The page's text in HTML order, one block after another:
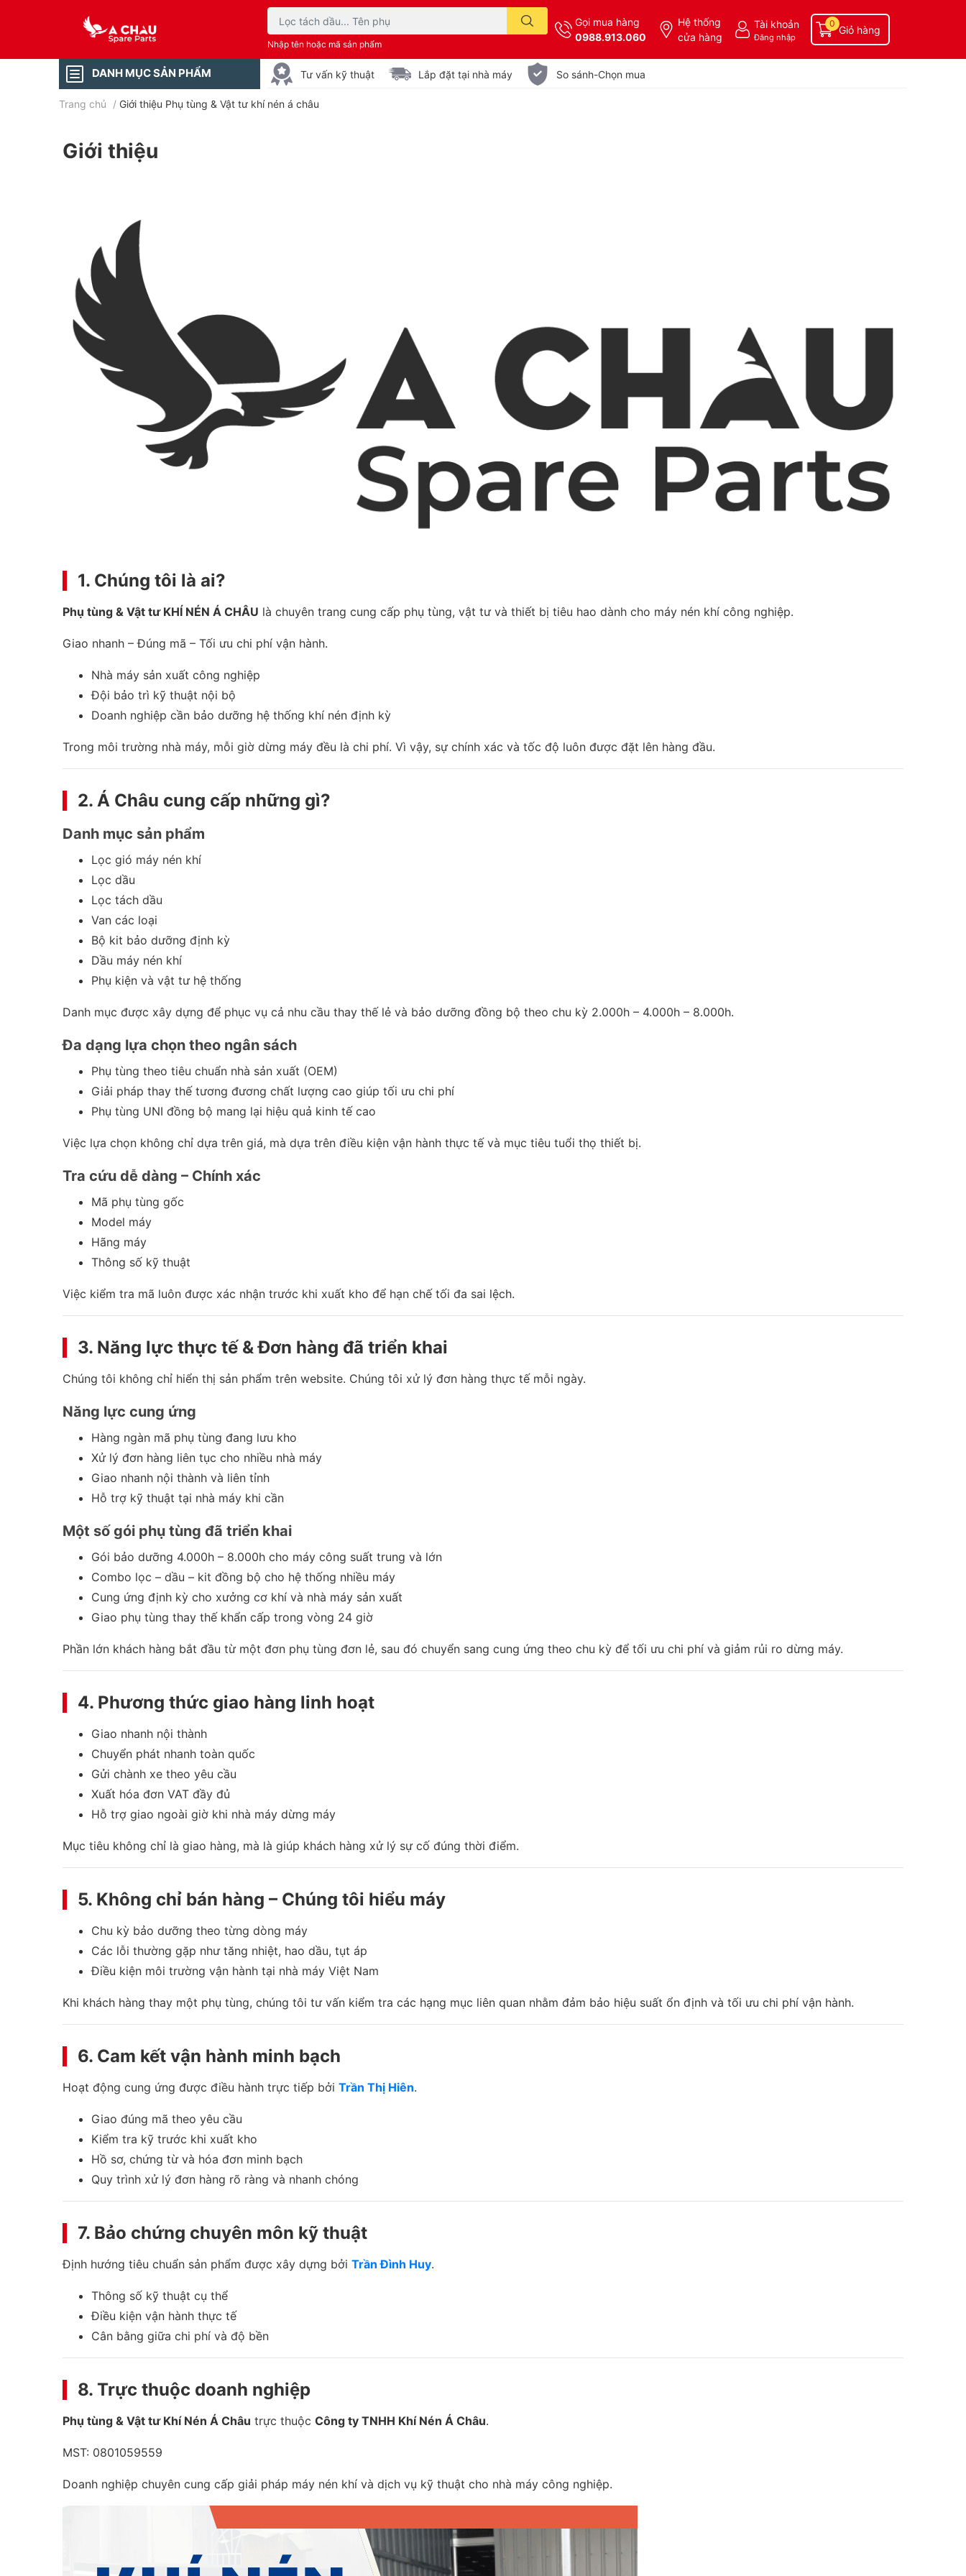
Nhập tên hoặc mã sản phẩm
Gọi mua hàng
0988.913.060
Hệ thống
cửa hàng
Tài khoản
Đăng nhập
Giỏ hàng
0
DANH MỤC SẢN PHẨM Tư vấn kỹ thuật Lắp đặt tại nhà máy So sánh-Chọn mua
Trang chủ / Giới thiệu Phụ tùng & Vật tư khí nén á châu
Giới thiệu
1. Chúng tôi là ai?
Phụ tùng & Vật tư KHÍ NÉN Á CHÂU là chuyên trang cung cấp phụ tùng, vật tư và thiết bị tiêu hao dành cho máy nén khí công nghiệp.
Giao nhanh – Đúng mã – Tối ưu chi phí vận hành.
Nhà máy sản xuất công nghiệp
Đội bảo trì kỹ thuật nội bộ
Doanh nghiệp cần bảo dưỡng hệ thống khí nén định kỳ
Trong môi trường nhà máy, mỗi giờ dừng máy đều là chi phí. Vì vậy, sự chính xác và tốc độ luôn được đặt lên hàng đầu.
2. Á Châu cung cấp những gì?
Danh mục sản phẩm
Lọc gió máy nén khí
Lọc dầu
Lọc tách dầu
Van các loại
Bộ kit bảo dưỡng định kỳ
Dầu máy nén khí
Phụ kiện và vật tư hệ thống
Danh mục được xây dựng để phục vụ cả nhu cầu thay thế lẻ và bảo dưỡng đồng bộ theo chu kỳ 2.000h – 4.000h – 8.000h.
Đa dạng lựa chọn theo ngân sách
Phụ tùng theo tiêu chuẩn nhà sản xuất (OEM)
Giải pháp thay thế tương đương chất lượng cao giúp tối ưu chi phí
Phụ tùng UNI đồng bộ mang lại hiệu quả kinh tế cao
Việc lựa chọn không chỉ dựa trên giá, mà dựa trên điều kiện vận hành thực tế và mục tiêu tuổi thọ thiết bị.
Tra cứu dễ dàng – Chính xác
Mã phụ tùng gốc
Model máy
Hãng máy
Thông số kỹ thuật
Việc kiểm tra mã luôn được xác nhận trước khi xuất kho để hạn chế tối đa sai lệch.
3. Năng lực thực tế & Đơn hàng đã triển khai
Chúng tôi không chỉ hiển thị sản phẩm trên website. Chúng tôi xử lý đơn hàng thực tế mỗi ngày.
Năng lực cung ứng
Hàng ngàn mã phụ tùng đang lưu kho
Xử lý đơn hàng liên tục cho nhiều nhà máy
Giao nhanh nội thành và liên tỉnh
Hỗ trợ kỹ thuật tại nhà máy khi cần
Một số gói phụ tùng đã triển khai
Gói bảo dưỡng 4.000h – 8.000h cho máy công suất trung và lớn
Combo lọc – dầu – kit đồng bộ cho hệ thống nhiều máy
Cung ứng định kỳ cho xưởng cơ khí và nhà máy sản xuất
Giao phụ tùng thay thế khẩn cấp trong vòng 24 giờ
Phần lớn khách hàng bắt đầu từ một đơn phụ tùng đơn lẻ, sau đó chuyển sang cung ứng theo chu kỳ để tối ưu chi phí và giảm rủi ro dừng máy.
4. Phương thức giao hàng linh hoạt
Giao nhanh nội thành
Chuyển phát nhanh toàn quốc
Gửi chành xe theo yêu cầu
Xuất hóa đơn VAT đầy đủ
Hỗ trợ giao ngoài giờ khi nhà máy dừng máy
Mục tiêu không chỉ là giao hàng, mà là giúp khách hàng xử lý sự cố đúng thời điểm.
5. Không chỉ bán hàng – Chúng tôi hiểu máy
Chu kỳ bảo dưỡng theo từng dòng máy
Các lỗi thường gặp như tăng nhiệt, hao dầu, tụt áp
Điều kiện môi trường vận hành tại nhà máy Việt Nam
Khi khách hàng thay một phụ tùng, chúng tôi tư vấn kiểm tra các hạng mục liên quan nhằm đảm bảo hiệu suất ổn định và tối ưu chi phí vận hành.
6. Cam kết vận hành minh bạch
Hoạt động cung ứng được điều hành trực tiếp bởi Trần Thị Hiên.
Giao đúng mã theo yêu cầu
Kiểm tra kỹ trước khi xuất kho
Hồ sơ, chứng từ và hóa đơn minh bạch
Quy trình xử lý đơn hàng rõ ràng và nhanh chóng
7. Bảo chứng chuyên môn kỹ thuật
Định hướng tiêu chuẩn sản phẩm được xây dựng bởi Trần Đình Huy.
Thông số kỹ thuật cụ thể
Điều kiện vận hành thực tế
Cân bằng giữa chi phí và độ bền
8. Trực thuộc doanh nghiệp
Phụ tùng & Vật tư Khí Nén Á Châu trực thuộc Công ty TNHH Khí Nén Á Châu.
MST: 0801059559
Doanh nghiệp chuyên cung cấp giải pháp máy nén khí và dịch vụ kỹ thuật cho nhà máy công nghiệp.